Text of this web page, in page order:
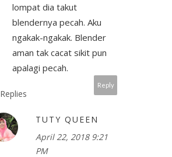
lompat dia takut
blendernya pecah. Aku
ngakak-ngakak. Blender
aman tak cacat sikit pun
apalagi pecah.
Reply
Replies
TUTY QUEEN
April 22, 2018 9:21
PM